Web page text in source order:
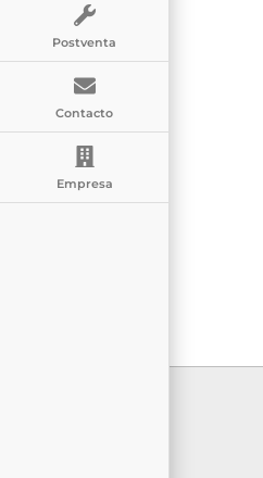
Postventa
Contacto
Empresa